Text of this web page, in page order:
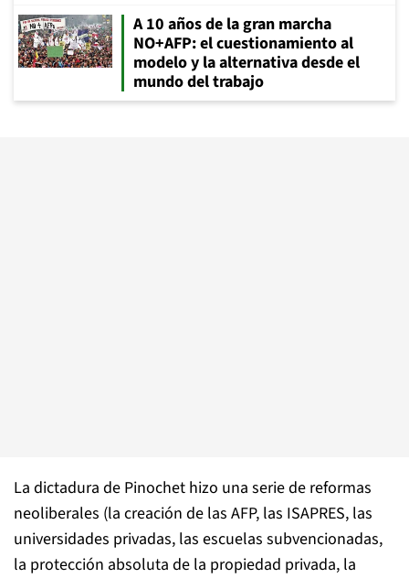
A 10 años de la gran marcha
NO+AFP: el cuestionamiento al
modelo y la alternativa desde el
mundo del trabajo
La dictadura de Pinochet hizo una serie de reformas
neoliberales (la creación de las AFP, las ISAPRES, las
universidades privadas, las escuelas subvencionadas,
la protección absoluta de la propiedad privada, la